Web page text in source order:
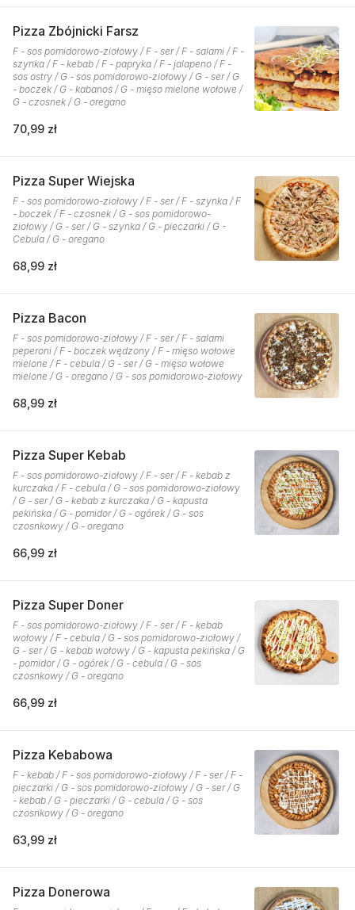
Pizza Zbójnicki Farsz
F - sos pomidorowo-ziołowy / F - ser / F - salami / F -
szynka / F - kebab / F - papryka / F - jalapeno / F -
sos ostry / G - sos pomidorowo-ziołowy / G - ser / G
- boczek / G - kabanos / G - mięso mielone wołowe /
G - czosnek / G - oregano
70,99 zł
Pizza Super Wiejska
F - sos pomidorowo-ziołowy / F - ser / F - szynka / F
- boczek / F - czosnek / G - sos pomidorowo-
ziołowy / G - ser / G - szynka / G - pieczarki / G -
Cebula / G - oregano
68,99 zł
Pizza Bacon
F - sos pomidorowo-ziołowy / F - ser / F - salami
peperoni / F - boczek wędzony / F - mięso wołowe
mielone / F - cebula / G - ser / G - mięso wołowe
mielone / G - oregano / G - sos pomidorowo-ziołowy
68,99 zł
Pizza Super Kebab
F - sos pomidorowo-ziołowy / F - ser / F - kebab z
kurczaka / F - cebula / G - sos pomidorowo-ziołowy
/ G - ser / G - kebab z kurczaka / G - kapusta
pekińska / G - pomidor / G - ogórek / G - sos
czosnkowy / G - oregano
66,99 zł
Pizza Super Doner
F - sos pomidorowo-ziołowy / F - ser / F - kebab
wołowy / F - cebula / G - sos pomidorowo-ziołowy /
G - ser / G - kebab wołowy / G - kapusta pekińska / G
- pomidor / G - ogórek / G - cebula / G - sos
czosnkowy / G - oregano
66,99 zł
Pizza Kebabowa
F - kebab / F - sos pomidorowo-ziołowy / F - ser / F -
pieczarki / G - sos pomidorowo-ziołowy / G - ser / G
- kebab / G - pieczarki / G - cebula / G - sos
czosnkowy / G - oregano
63,99 zł
Pizza Donerowa